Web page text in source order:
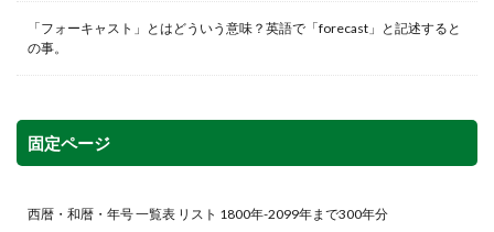
「フォーキャスト」とはどういう意味？英語で「forecast」と記述すると
の事。
固定ページ
西暦・和暦・年号 一覧表 リスト 1800年-2099年まで300年分